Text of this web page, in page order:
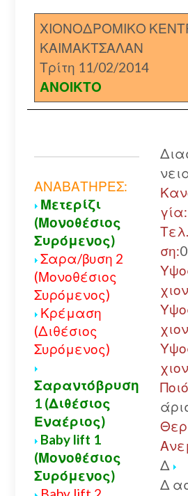
ΧΙΟΝΟΔΡΟΜΙΚΟ
ΚΑΙΜΑΚΤΣΑΛΑΝ
Τρίτη 11/02/2014
ΑΝΟΙΚΤΟ
ΑΝΑΒΑΤΗΡΕΣ:
Μετερίζι
(Μονοθέσιος
Συρόμενος)
Σαρα/βυση 2
(Μονοθέσιος
Συρόμενος)
Κρέμαση
(Διθέσιος
Συρόμενος)
Σαραντόβρυση
1 (Διθέσιος
Εναέριος)
Baby lift 1
(Μονοθέσιος
Συρόμενος)
γία:
ση:
Δ
Δ